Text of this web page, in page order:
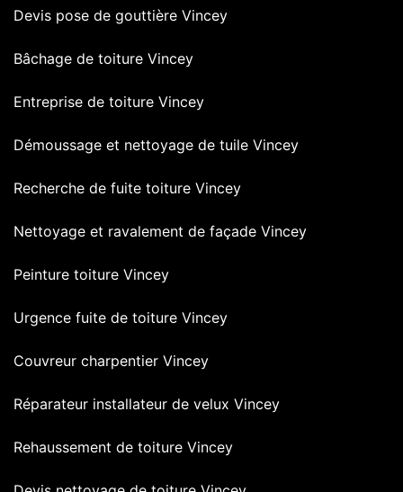
Devis pose de gouttière Vincey
Bâchage de toiture Vincey
Entreprise de toiture Vincey
Démoussage et nettoyage de tuile Vincey
Recherche de fuite toiture Vincey
Nettoyage et ravalement de façade Vincey
Peinture toiture Vincey
Urgence fuite de toiture Vincey
Couvreur charpentier Vincey
Réparateur installateur de velux Vincey
Rehaussement de toiture Vincey